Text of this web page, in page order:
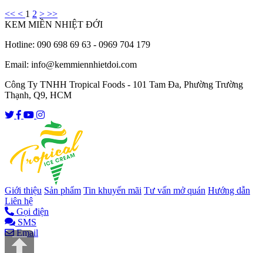
<< < 1 2 > >>
KEM MIỀN NHIỆT ĐỚI
Hotline: 090 698 69 63 - 0969 704 179
Email: info@kemmiennhietdoi.com
Công Ty TNHH Tropical Foods - 101 Tam Đa, Phường Trường
Thạnh, Q9, HCM
Giới thiệu Sản phẩm Tin khuyến mãi Tư vấn mở quán Hướng dẫn
Liên hệ
Gọi điện
SMS
Email